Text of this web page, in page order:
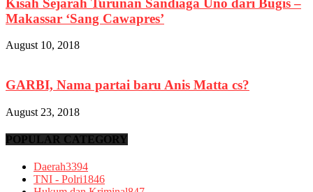
Makassar ‘Sang Cawapres’
August 10, 2018
GARBI, Nama partai baru Anis Matta cs?
August 23, 2018
POPULAR CATEGORY
Daerah3394
TNI - Polri1846